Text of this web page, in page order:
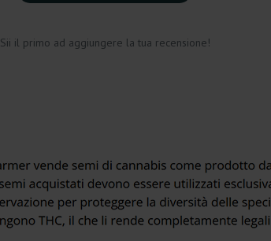
Sii il primo ad aggiungere la tua recensione!